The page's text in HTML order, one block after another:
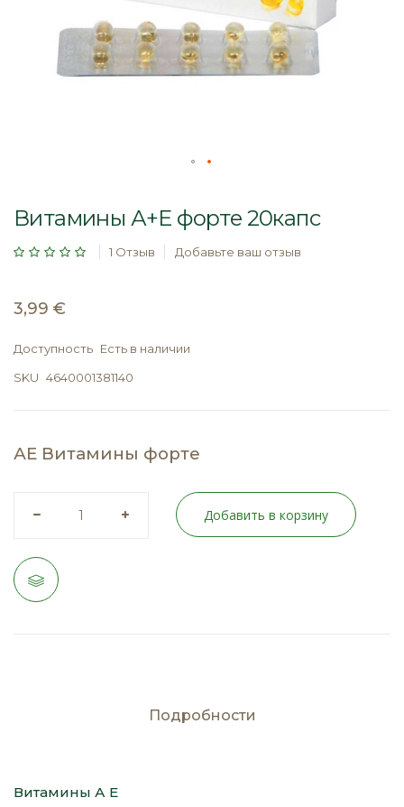
началу
галереи
изображений
Витамины А+Е форте 20капс
Рейтинг: 1 Отзыв Добавьте ваш отзыв
3,99 €
Доступность Есть в наличии
SKU 4640001381140
АЕ Витамины форте
Добавить в корзину
Подробности
Витамины А Е